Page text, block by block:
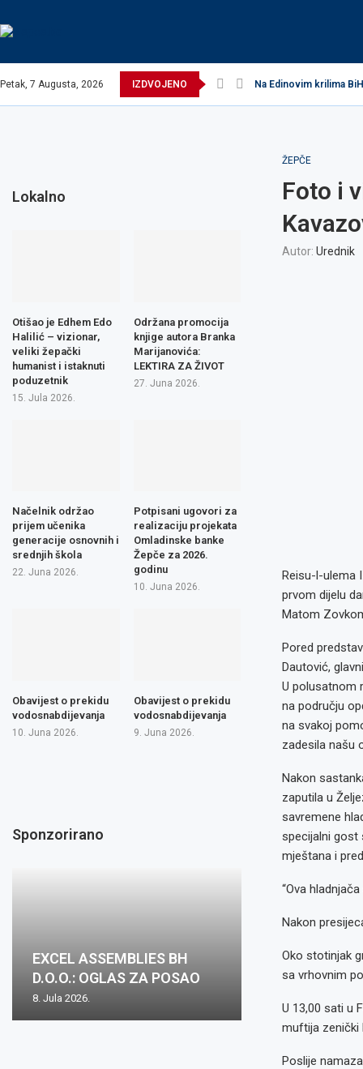
Petak, 7 Augusta, 2026 IZDVOJENO Na Edinovim krilima
ŽEPČE
Foto i
Autor: Urednik
Reisu-l-ulema
prvom dijelu
Matom
Pored
Dautović,
U polusatnom
na području
na svakoj
zadesila našu
Nakon
zaputila u
savremene
specijalni gost
mještana i
“Ova
Nakon
Oko stotinjak
sa vrhovnim
U 13,00 sati u
muftija zenički
Poslije
Lokalno
Otišao je Edhem Edo
Halilić – vizionar,
veliki žepački
humanist i istaknuti
poduzetnik
15. Jula 2026.
Održana promocija
knjige autora Branka
Marijanovića:
LEKTIRA ZA ŽIVOT
27. Juna 2026.
Načelnik održao
prijem učenika
generacije osnovnih i
srednjih škola
22. Juna 2026.
Potpisani ugovori za
realizaciju projekata
Omladinske banke
Žepče za 2026.
godinu
10. Juna 2026.
Obavijest o prekidu
vodosnabdijevanja
10. Juna 2026.
Obavijest o prekidu
vodosnabdijevanja
9. Juna 2026.
Sponzorirano
EXCEL ASSEMBLIES BH
D.O.O.: OGLAS ZA POSAO
8. Jula 2026.